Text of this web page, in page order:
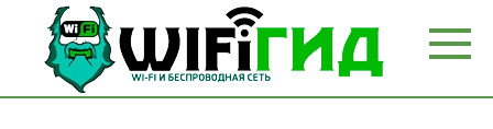
Перейти
контенту